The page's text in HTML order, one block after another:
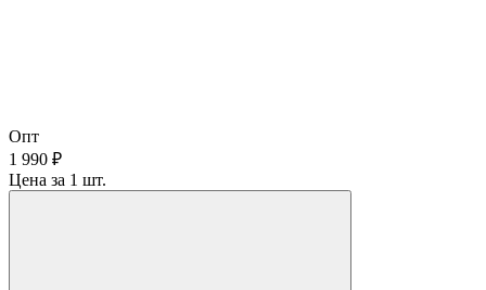
Опт
1 990 ₽
Цена за 1 шт.